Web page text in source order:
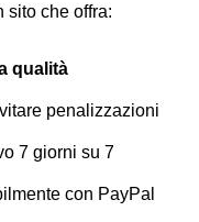
sito che offra:
qualità
penalizzazioni
7 giorni su 7
con PayPal